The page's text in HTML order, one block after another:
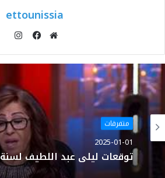
ettounissia
الويب
متفرقات
2025-01-01
توقعات ليلى عبد اللطيف لسنة 2025